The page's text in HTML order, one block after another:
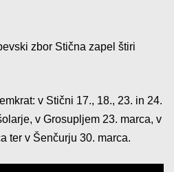
zbor Stična zapel štiri
v Stični 17., 18., 23. in 24.
v Grosupljem 23. marca, v
ter v Šenčurju 30. marca.